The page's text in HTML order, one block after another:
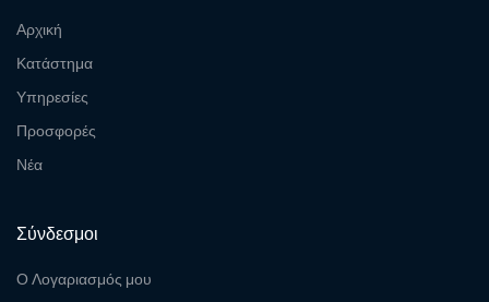
Αρχική
Κατάστημα
Υπηρεσίες
Προσφορές
Νέα
Σύνδεσμοι
Ο Λογαριασμός μου